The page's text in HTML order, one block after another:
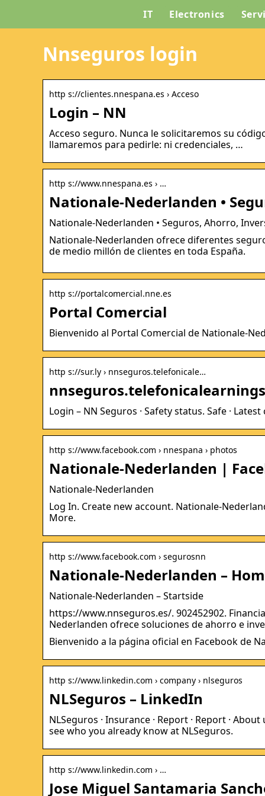
IT Electronics
Nnseguros login
http s://clientes.nnespana.es › Acceso
Login – NN
Acceso seguro. Nunca le solicitaremos su
llamaremos para pedirle: ni credenciales, …
http s://www.nnespana.es › …
Nationale-Nederlanden •
Nationale-Nederlanden • Seguros, Ahorro,
Nationale-Nederlanden ofrece diferentes
de medio millón de clientes en toda España.
http s://portalcomercial.nne.es
Portal Comercial
Bienvenido al Portal Comercial de Nationale-
http s://sur.ly › nnseguros.telefonicale…
Login – NN Seguros · Safety status. Safe ·
http s://www.facebook.com › nnespana › photos
Nationale-Nederlanden |
Nationale-Nederlanden
Log In. Create new account. Nationale-
More.
http s://www.facebook.com › segurosnn
Nationale-Nederlanden –
Nationale-Nederlanden – Startside
https://www.nnseguros.es/. 902452902.
Nederlanden ofrece soluciones de ahorro e
Bienvenido a la página oficial en Facebook de
http s://www.linkedin.com › company › nlseguros
NLSeguros – LinkedIn
NLSeguros · Insurance · Report · Report ·
see who you already know at NLSeguros.
http s://www.linkedin.com › …
Jose Miguel Santamaria